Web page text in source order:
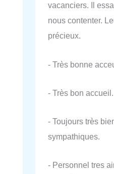
vacanciers. Il
nous contenter.
précieux.
- Très bonne
- Très bon accueil.
- Toujours très
sympathiques.
- Personnel tres